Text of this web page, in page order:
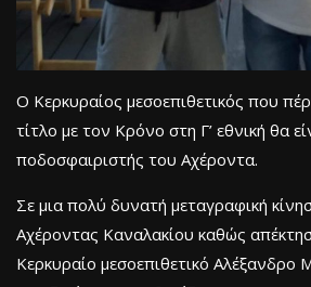
Ο Κερκυραίος μεσοεπιθετικός που
τίτλο με τον Κρόνο στη Γ’ εθνική θα
ποδοσφαιριστής του Αχέροντα.
Σε μια πολύ δυνατή μεταγραφική
Αχέροντας Καναλακίου καθώς
Κερκυραίο μεσοεπιθετικό Αλέξανδρο